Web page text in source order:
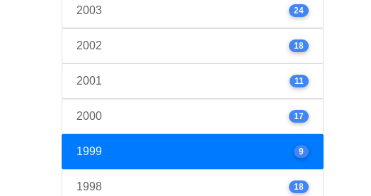
2003 24
2002 18
2001 11
2000 17
1999 9
1998 18